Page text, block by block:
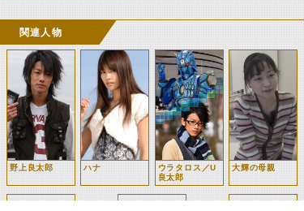
関連人物
野上良太郎 ハナ
ウラタロス／U
良太郎
大輝の母親